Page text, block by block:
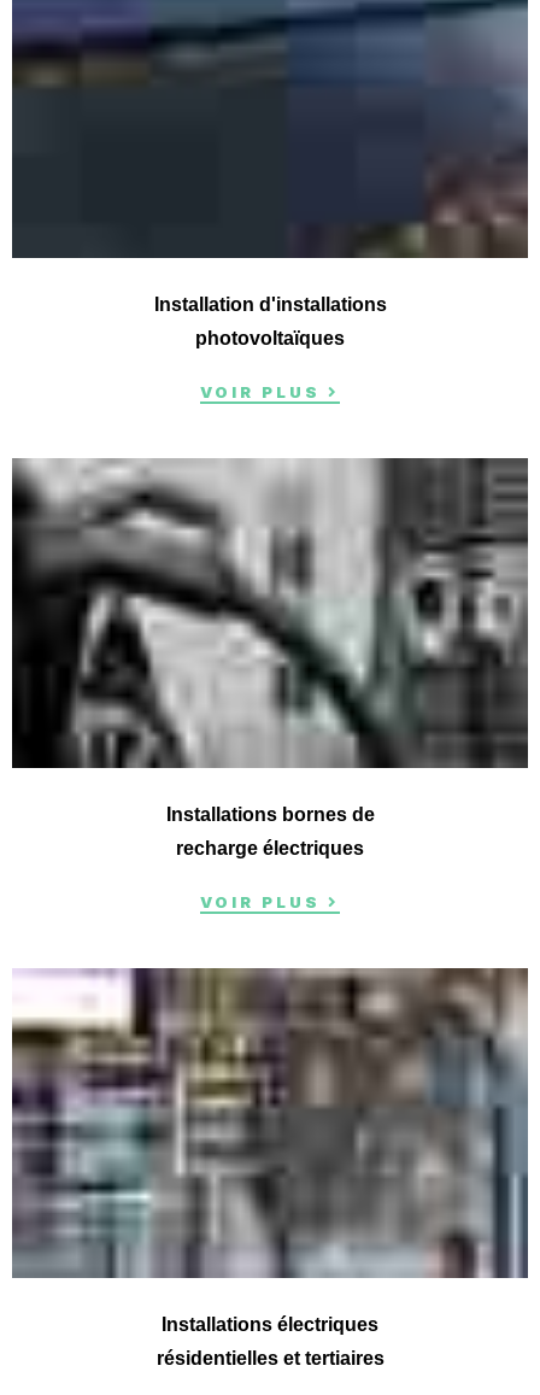
Installation d'installations
photovoltaïques
VOIR PLUS
Installations bornes de
recharge électriques
VOIR PLUS
Installations électriques
résidentielles et tertiaires